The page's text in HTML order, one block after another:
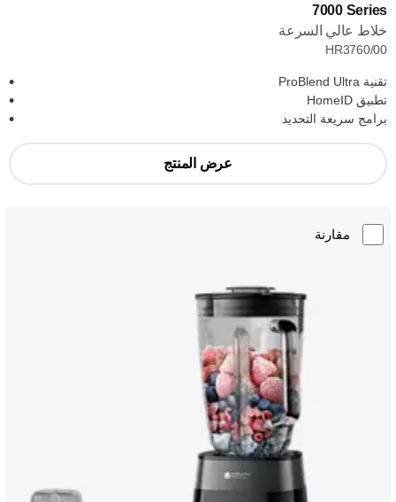
‎7000 Series
خلاط عالي السرعة
HR3760/00
تقنية ProBlend Ultra
تطبيق HomeID
برامج سريعة التحديد
عرض المنتج
مقارنة